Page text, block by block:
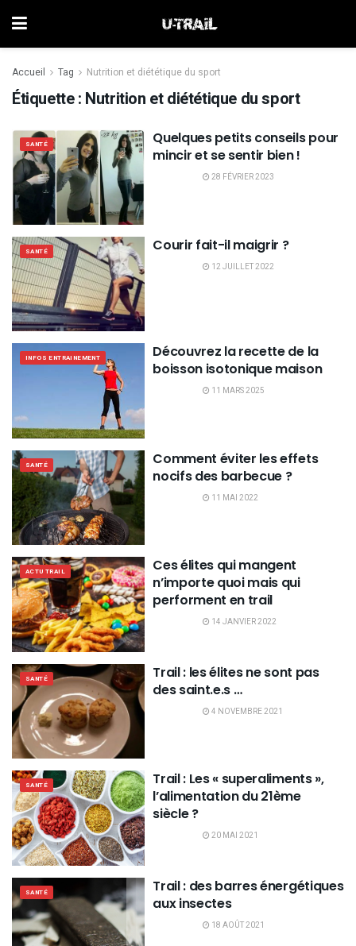
Accueil Tag Nutrition et diététique du sport
Étiquette : Nutrition et diététique du sport
SANTÉ
Quelques petits conseils pour
mincir et se sentir bien !
28 FÉVRIER 2023
SANTÉ Courir fait-il maigrir ?
12 JUILLET 2022
INFOS ENTRAINEMENT
Découvrez la recette de la
boisson isotonique maison
11 MARS 2025
SANTÉ
Comment éviter les effets
nocifs des barbecue ?
11 MAI 2022
ACTU TRAIL
Ces élites qui mangent
n’importe quoi mais qui
performent en trail
14 JANVIER 2022
SANTÉ
Trail : les élites ne sont pas
des saint.e.s …
4 NOVEMBRE 2021
SANTÉ
Trail : Les « superaliments »,
l’alimentation du 21ème
siècle ?
20 MAI 2021
SANTÉ
Trail : des barres énergétiques
aux insectes
18 AOÛT 2021